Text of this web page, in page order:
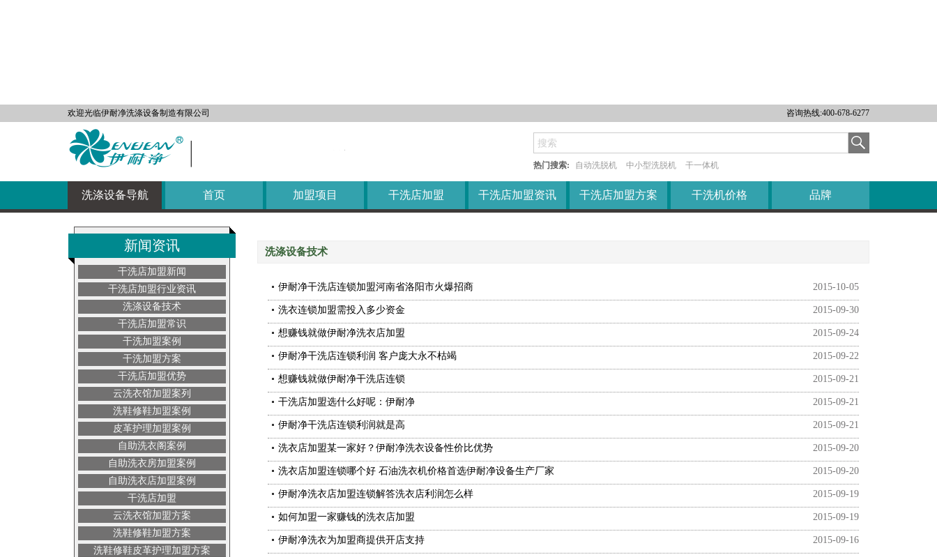
欢迎光临伊耐净洗涤设备制造有限公司 咨询热线:400-678-6277
热门搜索: 自动洗脱机 中小型洗脱机 干一体机
洗涤设备导航 首页 加盟项目
自助洗衣店加盟
干洗店加盟
售后服务
干洗店加盟资讯
洗涤设备
干洗店加盟常识
干洗店加盟方案 干洗机价格 品牌
企业文化
公司风采
新闻资讯
干洗店加盟新闻
干洗店加盟行业资讯
洗涤设备技术
干洗店加盟常识
干洗加盟案例
干洗加盟方案
干洗店加盟优势
云洗衣馆加盟案列
洗鞋修鞋加盟案例
皮革护理加盟案例
自助洗衣阁案例
自助洗衣房加盟案例
自助洗衣店加盟案例
干洗店加盟
云洗衣馆加盟方案
洗鞋修鞋加盟方案
洗鞋修鞋皮革护理加盟方案
洗涤设备技术
伊耐净干洗店连锁加盟河南省洛阳市火爆招商 2015-10-05
洗衣连锁加盟需投入多少资金 2015-09-30
想赚钱就做伊耐净洗衣店加盟 2015-09-24
伊耐净干洗店连锁利润 客户庞大永不枯竭 2015-09-22
想赚钱就做伊耐净干洗店连锁 2015-09-21
干洗店加盟选什么好呢：伊耐净 2015-09-21
伊耐净干洗店连锁利润就是高 2015-09-21
洗衣店加盟某一家好？伊耐净洗衣设备性价比优势 2015-09-20
洗衣店加盟连锁哪个好 石油洗衣机价格首选伊耐净设备生产厂家 2015-09-20
伊耐净洗衣店加盟连锁解答洗衣店利润怎么样 2015-09-19
如何加盟一家赚钱的洗衣店加盟 2015-09-19
伊耐净洗衣为加盟商提供开店支持 2015-09-16